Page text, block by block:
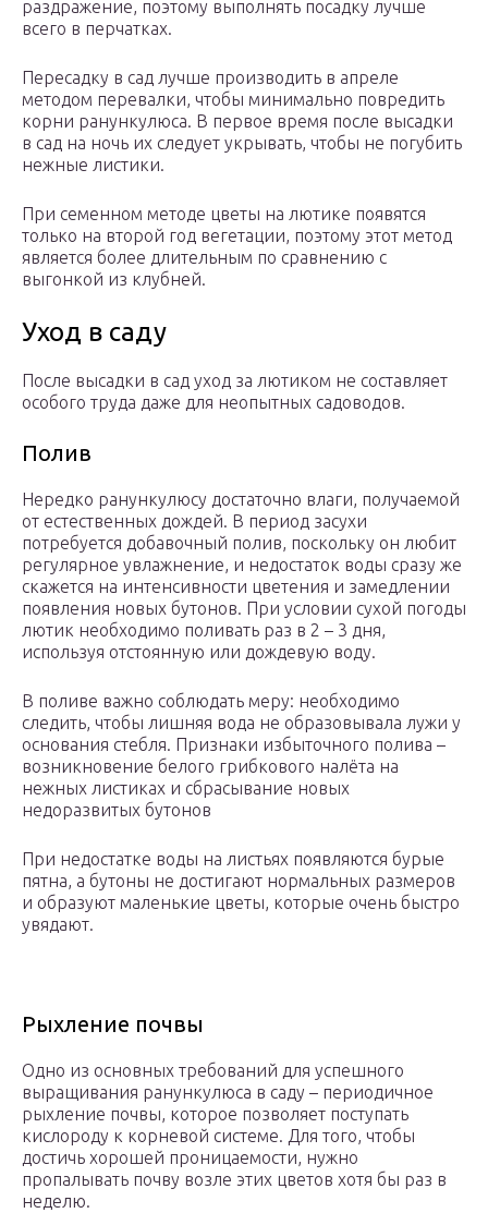
раздражение, поэтому выполнять посадку лучше
всего в перчатках.
Пересадку в сад лучше производить в апреле
методом перевалки, чтобы минимально повредить
корни ранункулюса. В первое время после высадки
в сад на ночь их следует укрывать, чтобы не погубить
нежные листики.
При семенном методе цветы на лютике появятся
только на второй год вегетации, поэтому этот метод
является более длительным по сравнению с
выгонкой из клубней.
Уход в саду
После высадки в сад уход за лютиком не составляет
особого труда даже для неопытных садоводов.
Полив
Нередко ранункулюсу достаточно влаги, получаемой
от естественных дождей. В период засухи
потребуется добавочный полив, поскольку он любит
регулярное увлажнение, и недостаток воды сразу же
скажется на интенсивности цветения и замедлении
появления новых бутонов. При условии сухой погоды
лютик необходимо поливать раз в 2 – 3 дня,
используя отстоянную или дождевую воду.
В поливе важно соблюдать меру: необходимо
следить, чтобы лишняя вода не образовывала лужи у
основания стебля. Признаки избыточного полива –
возникновение белого грибкового налёта на
нежных листиках и сбрасывание новых
недоразвитых бутонов
При недостатке воды на листьях появляются бурые
пятна, а бутоны не достигают нормальных размеров
и образуют маленькие цветы, которые очень быстро
увядают.
Рыхление почвы
Одно из основных требований для успешного
выращивания ранункулюса в саду – периодичное
рыхление почвы, которое позволяет поступать
кислороду к корневой системе. Для того, чтобы
достичь хорошей проницаемости, нужно
пропалывать почву возле этих цветов хотя бы раз в
неделю.